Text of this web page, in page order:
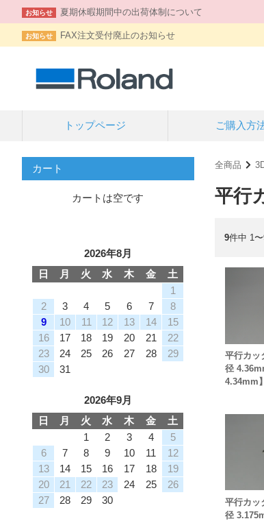
お知らせ 夏期休暇期間中の出荷体制について
お知らせ FAX注文受付廃止のお知らせ
トップページ ご購入方
全商品
平行
9件中 1〜
平行カッ
径
4.34mm
平行カッ
径
カート
カートは空です
2026年8月
日
月 火 水 木 金
土
1
2
3 4 5 6 7
8
9
10 11 12 13 14
15
16
17 18 19 20 21
22
23
24 25 26 27 28
29
30
31
2026年9月
日
月 火 水 木 金
土
1
2 3 4
5
6
7 8 9 10 11
12
13
14 15 16 17 18
19
20
21 22 23 24 25
26
27
28 29 30